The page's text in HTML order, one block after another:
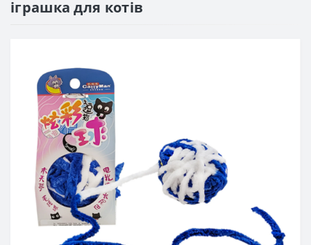
іграшка для котів